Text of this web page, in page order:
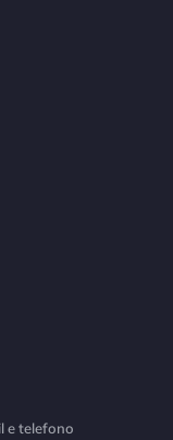
e telefono